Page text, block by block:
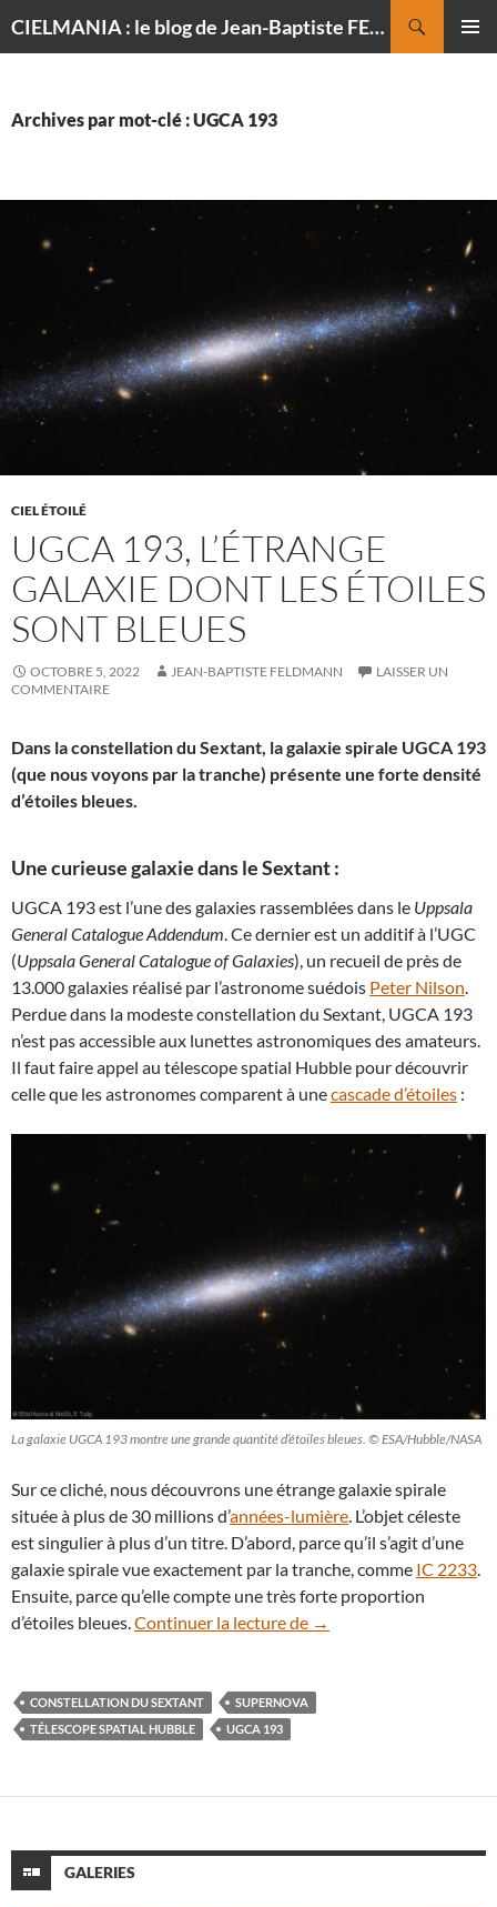
CIELMANIA : le blog de Jean-Baptiste FELDMANN, photographe du ciel
Archives par mot-clé : UGCA 193
CIEL ÉTOILÉ
UGCA 193, L’ÉTRANGE
GALAXIE DONT LES ÉTOILES
SONT BLEUES
OCTOBRE 5, 2022 JEAN-BAPTISTE FELDMANN
LAISSER UN
COMMENTAIRE
Dans la constellation du Sextant, la galaxie spirale UGCA 193
(que nous voyons par la tranche) présente une forte densité
d’étoiles bleues.
Une curieuse galaxie dans le Sextant :
UGCA 193 est l’une des galaxies rassemblées dans le Uppsala
General Catalogue Addendum. Ce dernier est un additif à l’UGC
(Uppsala General Catalogue of Galaxies), un recueil de près de
13.000 galaxies réalisé par l’astronome suédois Peter Nilson.
Perdue dans la modeste constellation du Sextant, UGCA 193
n’est pas accessible aux lunettes astronomiques des amateurs.
Il faut faire appel au télescope spatial Hubble pour découvrir
celle que les astronomes comparent à unecascade d’étoiles :
La galaxie UGCA 193 montre une grande quantité d’étoiles bleues. © ESA/Hubble/NASA
Sur ce cliché, nous découvrons une étrange galaxie spirale
située à plus de 30 millions d’années-lumière . L’objet céleste
est singulier à plus d’un titre. D’abord, parce qu’il s’agit d’une
galaxie spirale vue exactement par la tranche, comme IC 2233
Ensuite, parce qu’elle compte une très forte proportion
d’étoiles bleues. Continuer la lecture de UGCA 193, l’étrange
→
CONSTELLATION DU SEXTANT
SUPERNOVA
TÉLESCOPE SPATIAL HUBBLE
UGCA 193
GALERIES